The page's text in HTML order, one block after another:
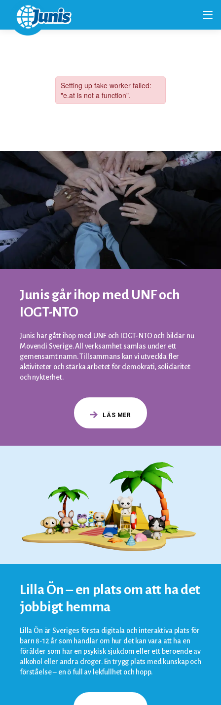
Junis går ihop med UNF och
IOGT-NTO
Junis har gått ihop med UNF och IOGT-NTO och bildar nu
Movendi Sverige. All verksamhet samlas under ett
gemensamt namn. Tillsammans kan vi utveckla fler
aktiviteter och stärka arbetet för demokrati, solidaritet
och nykterhet.
LÄS MER
Lilla Ön – en plats om att ha det
jobbigt hemma
Lilla Ön är Sveriges första digitala och interaktiva plats för
barn 8-12 år som handlar om hur det kan vara att ha en
förälder som har en psykisk sjukdom eller ett beroende av
alkohol eller andra droger. En trygg plats med kunskap och
förståelse – en ö full av lekfullhet och hopp.